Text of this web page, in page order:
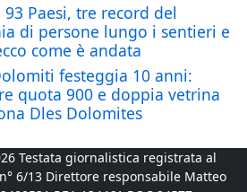
Paesi, tre record del
di persone lungo i sentieri e
come è andata
festeggia 10 anni:
quota 900 e doppia vetrina
Dles Dolomites
Testata giornalistica registrata al
6/13 Direttore responsabile Matteo